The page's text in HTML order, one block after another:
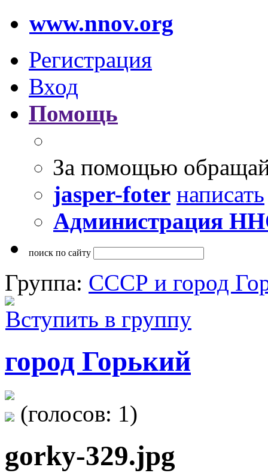
www.nnov.org
Регистрация
Вход
Помощь
За помощью
jasper-foter написать
Администрация
поиск по сайту
Группа: СССР и город
Вступить в группу
город Горький
(голосов: 1)
gorky-329.jpg